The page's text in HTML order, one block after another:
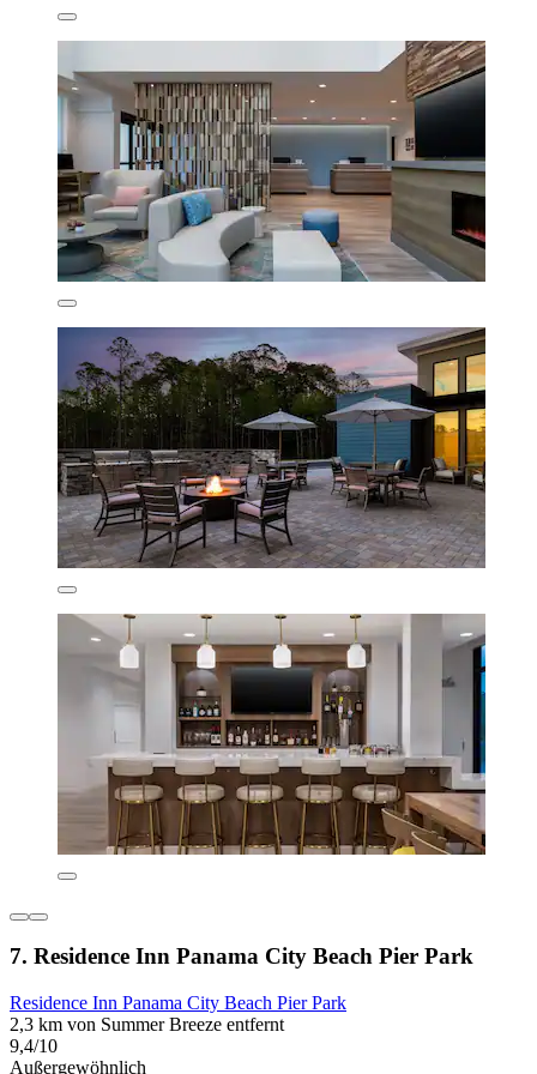
7. Residence Inn Panama City Beach Pier Park
Residence Inn Panama City Beach Pier Park
2,3 km von Summer Breeze entfernt
9,4/10
Außergewöhnlich